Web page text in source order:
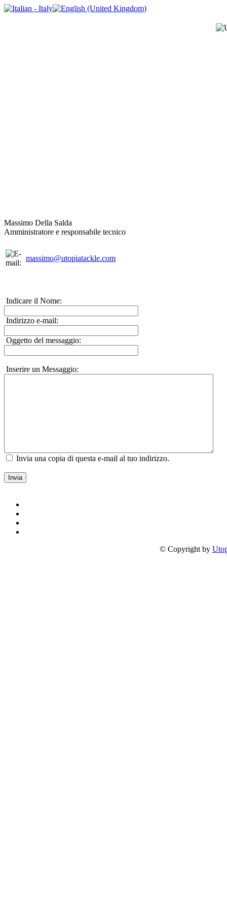
Massimo Della Salda
Amministratore e responsabile tecnico
massimo@utopiatackle.com
Indicare il Nome:
Indirizzo e-mail:
Oggetto del messaggio:
Inserire un Messaggio:
Invia una copia di questa e-mail al tuo indirizzo.
Invia
© Copyright by